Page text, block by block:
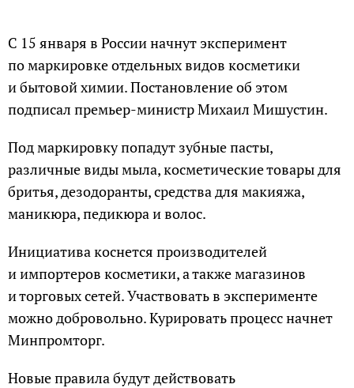
С 15 января в России начнут эксперимент
по маркировке отдельных видов косметики
и бытовой химии. Постановление об этом
подписал премьер-министр Михаил Мишустин.
Под маркировку попадут зубные пасты,
различные виды мыла, косметические товары для
бритья, дезодоранты, средства для макияжа,
маникюра, педикюра и волос.
Инициатива коснется производителей
и импортеров косметики, а также магазинов
и торговых сетей. Участвовать в эксперименте
можно добровольно. Курировать процесс начнет
Минпромторг.
Новые правила будут действовать